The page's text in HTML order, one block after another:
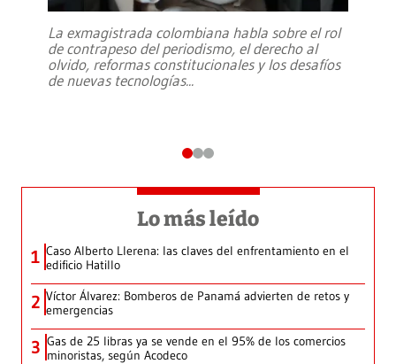
La exmagistrada colombiana habla sobre el rol
de contrapeso del periodismo, el derecho al
olvido, reformas constitucionales y los desafíos
de nuevas tecnologías...
Lo más leído
1 Caso Alberto Llerena: las claves del enfrentamiento en el
edificio Hatillo
2 Víctor Álvarez: Bomberos de Panamá advierten de retos y
emergencias
3 Gas de 25 libras ya se vende en el 95% de los comercios
minoristas, según Acodeco